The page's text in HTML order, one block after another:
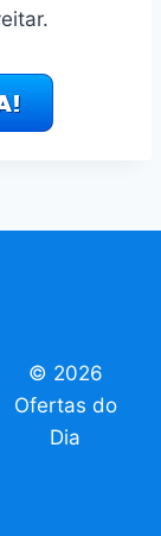
© 2026
Ofertas do
Dia